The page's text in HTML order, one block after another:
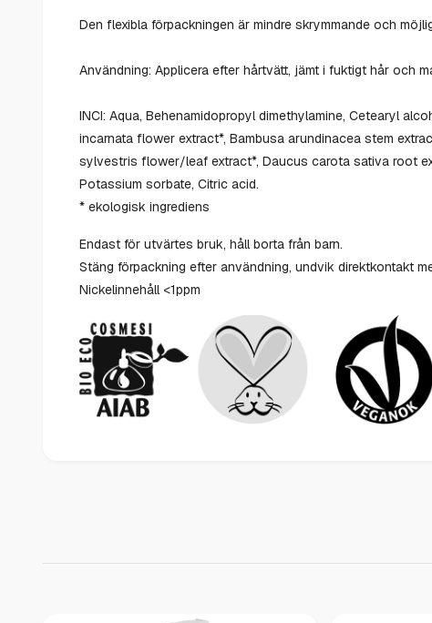
Den flexibla förpackningen är mindre skrymmande och
Användning: Applicera efter hårtvätt, jämt i fuktigt hår och
INCI: Aqua, Behenamidopropyl dimethylamine, Cetearyl
incarnata flower extract*, Bambusa arundinacea stem
sylvestris flower/leaf extract*, Daucus carota sativa root
Potassium sorbate, Citric acid.
* ekologisk ingrediens
Endast för utvärtes bruk, håll borta från barn.
Stäng förpackning efter användning, undvik direktkontakt
Nickelinnehåll <1ppm